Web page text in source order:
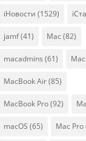
iНовости (1529)
jamf(41) Mac (82)
macadmins (61)
MacBook Air(85)
MacBook Pro(92)
macOS (65) Mac Pro